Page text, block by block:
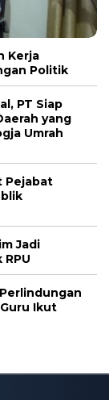
Kerja
Politik
PT Siap
yang
Umrah
Pejabat
Jadi
Ikut